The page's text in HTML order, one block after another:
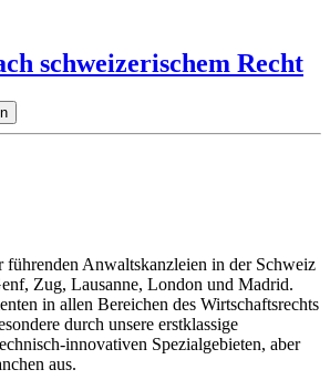
schweizerischem Recht
Anwaltskanzleien in der Schweiz
Zug, Lausanne, London und Madrid.
in allen Bereichen des Wirtschaftsrechts
durch unsere erstklassige
innovativen Spezialgebieten, aber
aus.